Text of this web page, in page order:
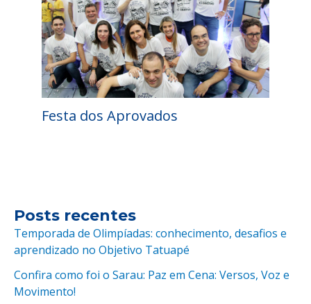
Festa dos Aprovados
Posts recentes
Temporada de Olimpíadas: conhecimento, desafios e
aprendizado no Objetivo Tatuapé
Confira como foi o Sarau: Paz em Cena: Versos, Voz e
Movimento!